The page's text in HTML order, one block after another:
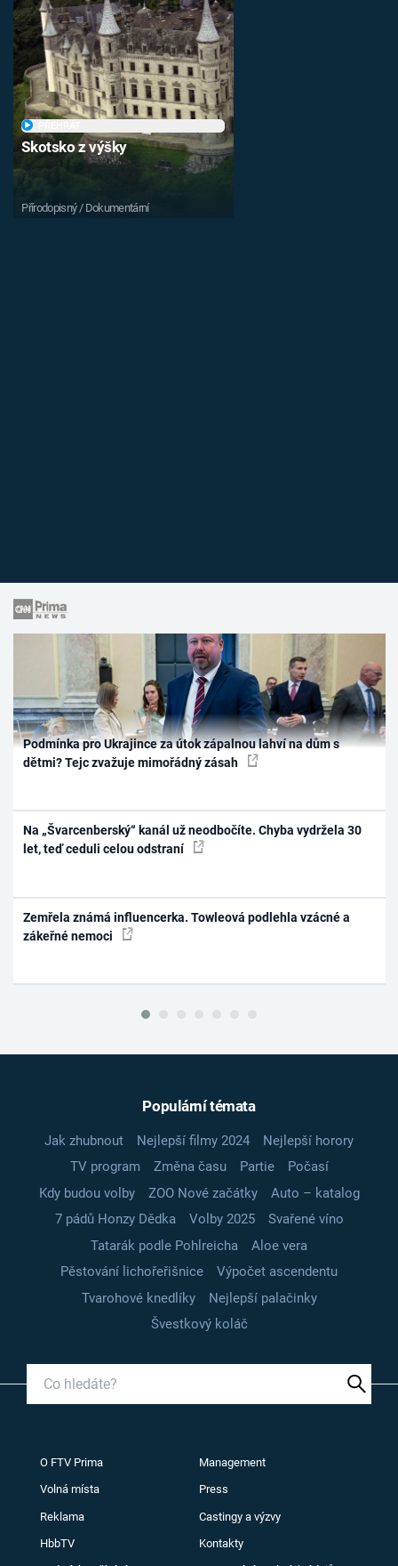
Skotsko z výšky
Přírodopisný / Dokumentární
Podmínka pro Ukrajince za útok zápalnou lahví na dům s
dětmi? Tejc zvažuje mimořádný zásah
Na „Švarcenberský“ kanál už neodbočíte. Chyba vydržela 30
let, teď ceduli celou odstraní
Zemřela známá influencerka. Towleová podlehla vzácné a
zákeřné nemoci
Populární témata
Jak zhubnout Nejlepší filmy 2024
Nejlepší horory
TV program
Změna času Partie
Počasí
Kdy budou volby
ZOO Nové začátky
Auto – katalog
7 pádů Honzy Dědka
Volby 2025
Svařené víno
Tatarák podle Pohlreicha
Aloe vera
Pěstování lichořeřišnice
Výpočet ascendentu
Tvarohové knedlíky
Nejlepší palačinky
Švestkový koláč
O FTV Prima Management
Volná místa Press
Reklama Castingy a výzvy
HbbTV Kontakty